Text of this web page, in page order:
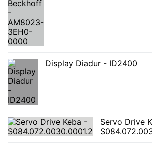
Display Diadur - ID2400
Servo Drive